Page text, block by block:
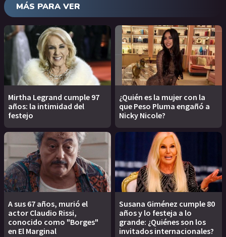
MÁS PARA VER
Mirtha Legrand cumple 97
años: la intimidad del
festejo
¿Quién es la mujer con la
que Peso Pluma engañó a
Nicky Nicole?
A sus 67 años, murió el
actor Claudio Rissi,
conocido como "Borges"
en El Marginal
Susana Giménez cumple 80
años y lo festeja a lo
grande: ¿Quiénes son los
invitados internacionales?